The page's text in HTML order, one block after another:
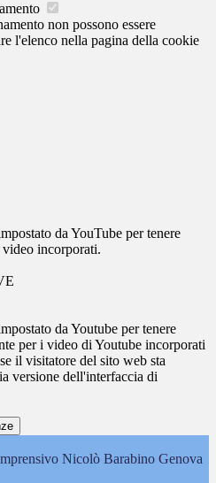
non possono essere
l'elenco nella pagina della cookie
da YouTube per tenere
incorporati.
da Youtube per tenere
per i video di Youtube incorporati
il visitatore del sito web sta
versione dell'interfaccia di
Nicolò Barabino Genova